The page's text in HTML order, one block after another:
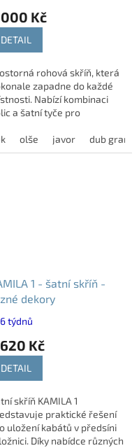
dub harmony modřín latté
Kč
DETAIL
rohová skříň, která
zapadne do každé
Nabízí kombinaci
a šatní tyče pro
je velký výběr
olše javor dub
1 - šatní skříň -
dekory
týdnů
Kč
DETAIL
skříň KAMILA 1
praktické řešení
uložení kabátů v předsíni
Díky nabídce různých